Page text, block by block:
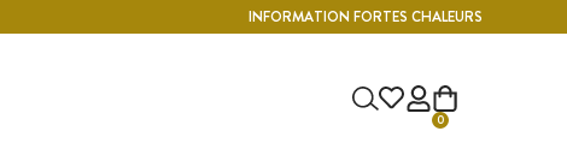
INFORMATION FORTES CHALEURS
0